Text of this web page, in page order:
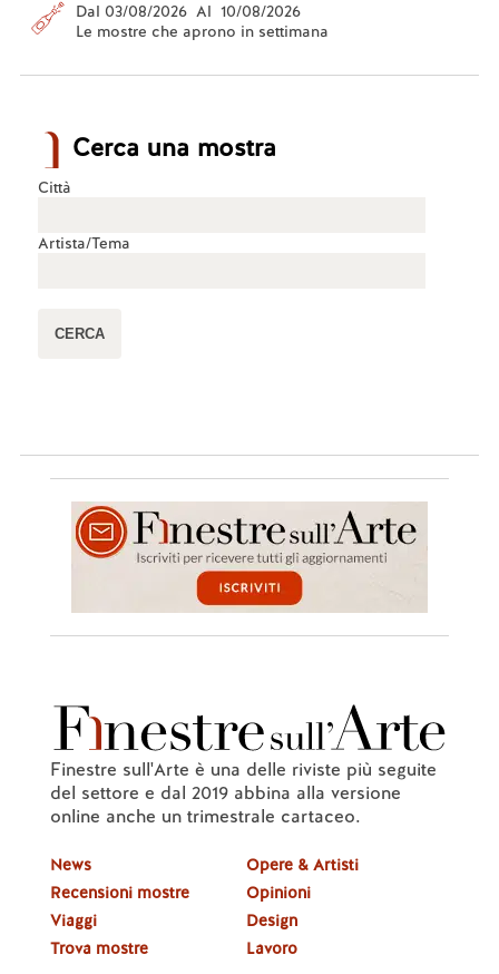
Dal 03/08/2026 Al 10/08/2026
Le mostre che aprono in settimana
Cerca una mostra
Città
Artista/Tema
Finestre sull'Arte è una delle riviste più seguite
del settore e dal 2019 abbina alla versione
online anche un trimestrale cartaceo.
News
Recensioni mostre
Viaggi
Trova mostre
Opere & Artisti
Opinioni
Design
Lavoro